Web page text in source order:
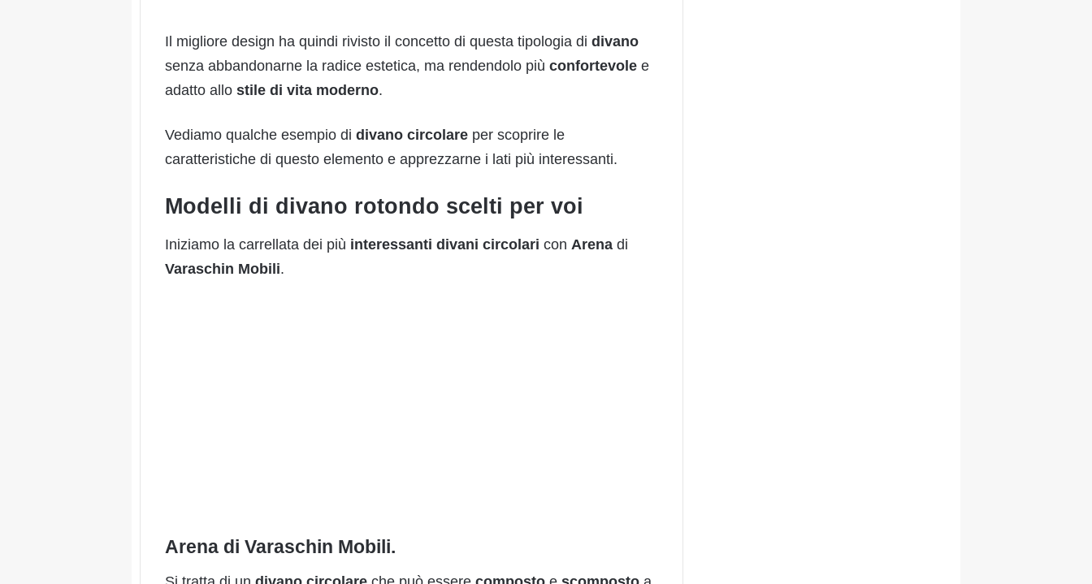
Il migliore design ha quindi rivisto il concetto di questa tipologia di divano
senza abbandonarne la radice estetica, ma rendendolo più confortevole e
adatto allo stile di vita moderno.
Vediamo qualche esempio di divano circolare per scoprire le
caratteristiche di questo elemento e apprezzarne i lati più interessanti.
Modelli di divano rotondo scelti per voi
Iniziamo la carrellata dei più interessanti divani circolari con Arena di
Varaschin Mobili.
Arena di Varaschin Mobili.